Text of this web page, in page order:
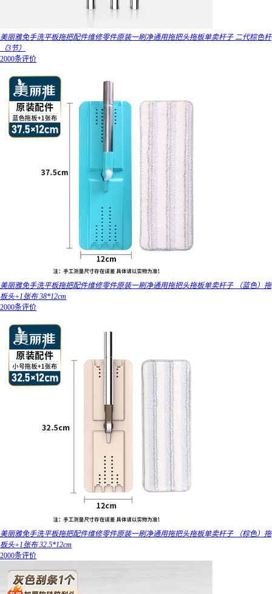
美丽雅免手洗平板拖把配件维修零件原装一刷净通用拖把头拖板单卖杆子 二代棕色杆
（3节）
2000条评价
美丽雅免手洗平板拖把配件维修零件原装一刷净通用拖把头拖板单卖杆子 （蓝色）拖
板头+1张布 38*12cm
2000条评价
美丽雅免手洗平板拖把配件维修零件原装一刷净通用拖把头拖板单卖杆子 （棕色）拖
板头+1张布 32.5*12cm
2000条评价